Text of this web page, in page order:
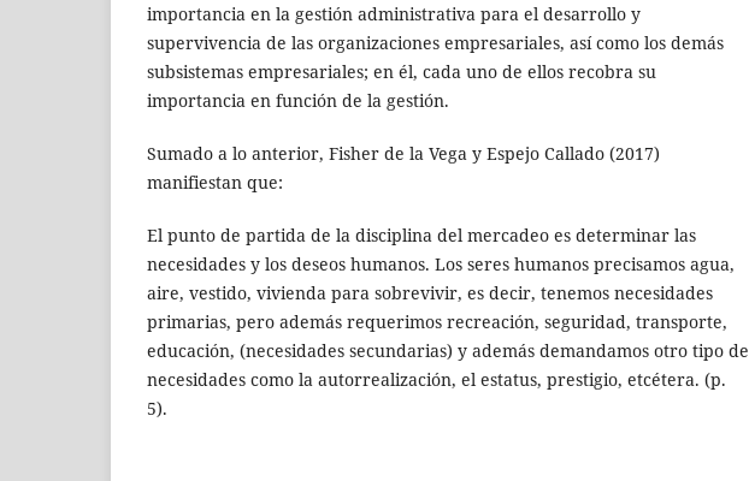
importancia en la gestión administrativa para el desarrollo y
supervivencia de las organizaciones empresariales, así como los demás
subsistemas empresariales; en él, cada uno de ellos recobra su
importancia en función de la gestión.
Sumado a lo anterior, Fisher de la Vega y Espejo Callado (2017)
manifiestan que:
El punto de partida de la disciplina del mercadeo es determinar las
necesidades y los deseos humanos. Los seres humanos precisamos agua,
aire, vestido, vivienda para sobrevivir, es decir, tenemos necesidades
primarias, pero además requerimos recreación, seguridad, transporte,
educación, (necesidades secundarias) y además demandamos otro tipo de
necesidades como la autorrealización, el estatus, prestigio, etcétera. (p.
5).